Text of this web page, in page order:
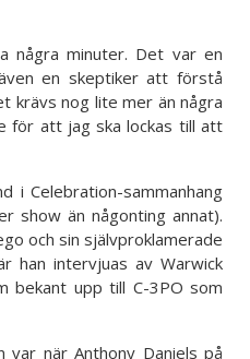
några minuter. Det var en
en skeptiker att förstå
krävs nog lite mer än några
för att jag ska lockas till att
i Celebration-sammanhang
show än någonting annat).
och sin självproklamerade
han intervjuas av Warwick
bekant upp till C-3PO som
var när Anthony Daniels på